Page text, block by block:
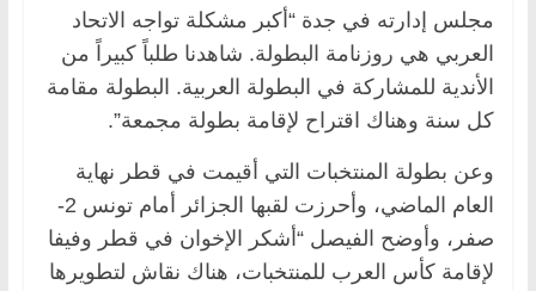
مجلس إدارته في جدة “أكبر مشكلة تواجه الاتحاد
العربي هي روزنامة البطولة. شاهدنا طلباً كبيراً من
الأندية للمشاركة في البطولة العربية. البطولة مقامة
كل سنة وهناك اقتراح لإقامة بطولة مجمعة”.
وعن بطولة المنتخبات التي أقيمت في قطر نهاية
العام الماضي، وأحرزت لقبها الجزائر أمام تونس 2-
صفر، وأوضح الفيصل “أشكر الإخوان في قطر وفيفا
لإقامة كأس العرب للمنتخبات، هناك نقاش لتطويرها